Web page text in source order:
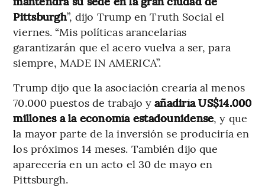
Pittsburgh”, dijo Trump en Truth Social el
viernes. “Mis políticas arancelarias
garantizarán que el acero vuelva a ser, para
siempre, MADE IN AMERICA”.
Trump dijo que la asociación crearía al menos
70.000 puestos de trabajo yañadiría US$14.000
millones a la economía estadounidense, y que
la mayor parte de la inversión se produciría en
los próximos 14 meses. También dijo que
aparecería en un acto el 30 de mayo en
Pittsburgh.